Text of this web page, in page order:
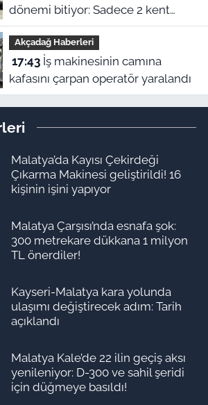
dönemi bitiyor: Sadece 2 kent
kalacak
Akçadağ Haberleri
17:43İş makinesinin camına
kafasını çarpan operatör yaralandı
Malatya’da Kayısı Çekirdeği
Çıkarma Makinesi geliştirildi! 16
kişinin işini yapıyor
Malatya Çarşısı’nda esnafa şok:
300 metrekare dükkana 1 milyon
TL önerdiler!
Kayseri-Malatya kara yolunda
ulaşımı değiştirecek adım: Tarih
açıklandı
Malatya Kale’de 22 ilin geçiş aksı
yenileniyor: D-300 ve sahil şeridi
için düğmeye basıldı!